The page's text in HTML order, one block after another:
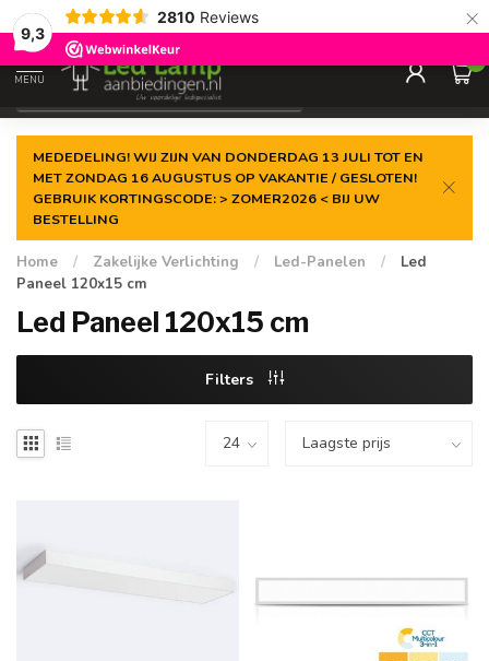
9,3
2810 Reviews ×
Gegarandeerde delaagste prijs
MENU
0
MEDEDELING! WIJ ZIJN VAN DONDERDAG 13 JULI TOT EN
MET ZONDAG 16 AUGUSTUS OP VAKANTIE / GESLOTEN!
GEBRUIK KORTINGSCODE: > ZOMER2026 < BIJ UW
BESTELLING
Home / Zakelijke Verlichting / Led-Panelen /
Led
Paneel 120x15 cm
Led Paneel 120x15 cm
Filters